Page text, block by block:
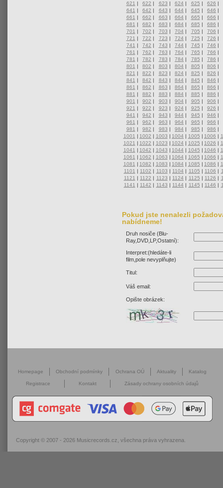
621 | 622 | 623 | 624 | 625 | 626 |
641 | 642 | 643 | 644 | 645 | 646 |
661 | 662 | 663 | 664 | 665 | 666 |
681 | 682 | 683 | 684 | 685 | 686 |
701 | 702 | 703 | 704 | 705 | 706 |
721 | 722 | 723 | 724 | 725 | 726 |
741 | 742 | 743 | 744 | 745 | 746 |
761 | 762 | 763 | 764 | 765 | 766 |
781 | 782 | 783 | 784 | 785 | 786 |
801 | 802 | 803 | 804 | 805 | 806 |
821 | 822 | 823 | 824 | 825 | 826 |
841 | 842 | 843 | 844 | 845 | 846 |
861 | 862 | 863 | 864 | 865 | 866 |
881 | 882 | 883 | 884 | 885 | 886 |
901 | 902 | 903 | 904 | 905 | 906 |
921 | 922 | 923 | 924 | 925 | 926 |
941 | 942 | 943 | 944 | 945 | 946 |
961 | 962 | 963 | 964 | 965 | 966 |
981 | 982 | 983 | 984 | 985 | 986 |
1001 | 1002 | 1003 | 1004 | 1005 | 1006 |
1021 | 1022 | 1023 | 1024 | 1025 | 1026 |
1041 | 1042 | 1043 | 1044 | 1045 | 1046 |
1061 | 1062 | 1063 | 1064 | 1065 | 1066 |
1081 | 1082 | 1083 | 1084 | 1085 | 1086 |
1101 | 1102 | 1103 | 1104 | 1105 | 1106 |
1121 | 1122 | 1123 | 1124 | 1125 | 1126 |
1141 | 1142 | 1143 | 1144 | 1145 | 1146 |
Pokud jste nenalezli
nabídneme!
Druh nosiče (Blu-
Ray,DVD,LP,Ostatní):
Interpret:(hledáte-li
film,pole nevyplňujte)
Titul:
Váš email:
Opište obrázek:
Homepage Obchodní podmínky Ochrana OÚ Aktuality Katalog
Registrace Kontakt Zásady ochrany osobních údajů
Copyright © 2007 - 2026 Musicrecords.cz , všechna práva vyhrazena.